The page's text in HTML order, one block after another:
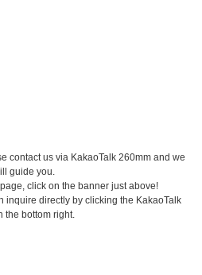
contact us via KakaoTalk 260mm and we
guide you.
click on the banner just above!
inquire directly by clicking the KakaoTalk
the bottom right.